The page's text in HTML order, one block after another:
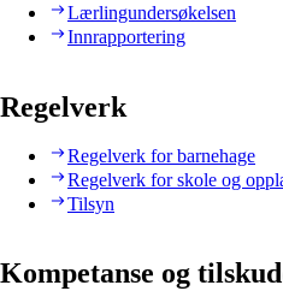
Lærlingundersøkelsen
Innrapportering
Regelverk
Regelverk for barnehage
Regelverk for skole og
Tilsyn
Kompetanse og